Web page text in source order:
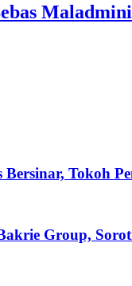
Bersinar, Tokoh
Group,